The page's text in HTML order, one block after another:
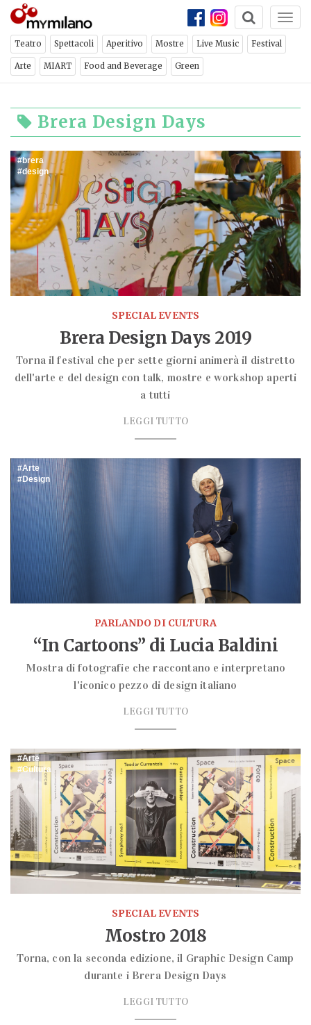
Teatro Spettacoli Aperitivo Mostre Live Music Festival
Arte MIART Food and Beverage Green
Brera Design Days
brera
design
SPECIAL EVENTS
Brera Design Days 2019
Torna il festival che per sette giorni animerà il distretto
dell'arte e del design con talk, mostre e workshop aperti
a tutti
LEGGI TUTTO
Arte
Design
PARLANDO DI CULTURA
“In Cartoons” di Lucia Baldini
Mostra di fotografie che raccontano e interpretano
l'iconico pezzo di design italiano
LEGGI TUTTO
Arte
Cultura
SPECIAL EVENTS
Mostro 2018
Torna, con la seconda edizione, il Graphic Design Camp
durante i Brera Design Days
LEGGI TUTTO